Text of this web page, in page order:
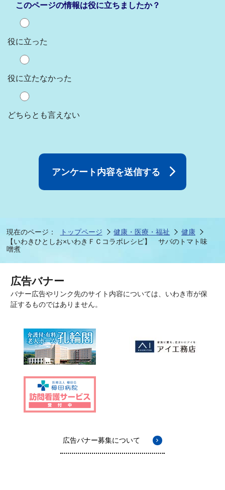
このページの情報は役に立ちましたか？
役に立った
役に立たなかった
どちらとも言えない
現在のページ： トップページ 健康・医療・福祉
健康
【いわきひとしお×いわきＦＣコラボレシピ】 サバのトマト味
噌煮
広告バナー
バナー広告やリンク先のサイト内容については、いわき市が保
証するものではありません。
広告バナー募集について